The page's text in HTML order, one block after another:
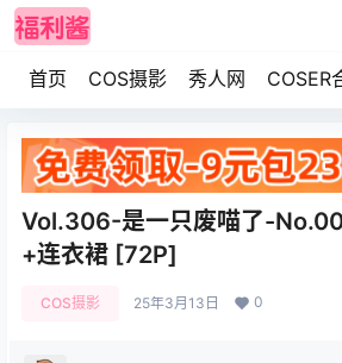
首页 COS摄影 秀人网 COSER
Vol.306-是一只废喵了-
+连衣裙 [72P]
COS摄影 25年3月13日 0